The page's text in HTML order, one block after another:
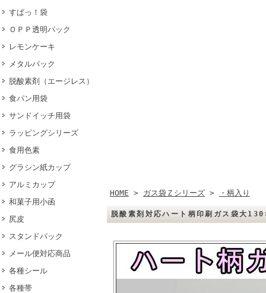
すぱっ！袋
ＯＰＰ透明パック
レモンケーキ
メタルパック
脱酸素剤（エージレス）
食パン用袋
サンドイッチ用袋
ラッピングシリーズ
食用色素
グラシン紙カップ
アルミカップ
和菓子用小函
尻皮
スタンドパック
メール便対応商品
各種シール
各種帯
HOME > ガス袋Ｚシリーズ > ・柄入り
脱酸素剤対応ハート柄印刷ガス袋大